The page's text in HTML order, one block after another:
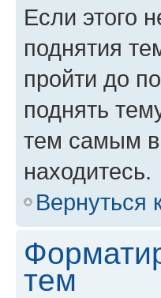
Если этого
поднятия
пройти до
поднять
тем самым
находитесь.
Вернуться
тем